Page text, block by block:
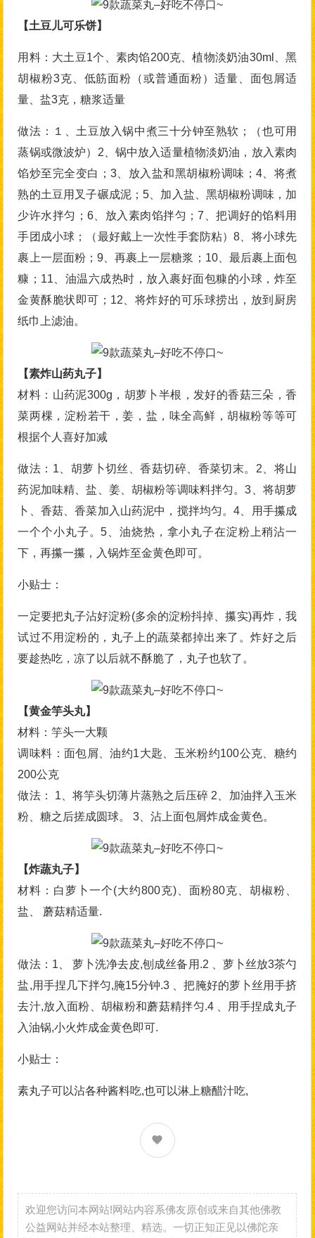
【土豆儿可乐饼】
用料：大土豆1个、素肉馅200克、植物淡奶油30ml、黑
胡椒粉3克、低筋面粉（或普通面粉）适量、面包屑适
量、盐3克，糖浆适量
做法：１、土豆放入锅中煮三十分钟至熟软；（也可用
蒸锅或微波炉）2、锅中放入适量植物淡奶油，放入素肉
馅炒至完全变白；3、放入盐和黑胡椒粉调味；4、将煮
熟的土豆用叉子碾成泥；5、加入盐、黑胡椒粉调味，加
少许水拌匀；6、放入素肉馅拌匀；7、把调好的馅料用
手团成小球；（最好戴上一次性手套防粘）8、将小球先
裹上一层面粉；9、再裹上一层糖浆；10、最后裹上面包
糠；11、油温六成热时，放入裹好面包糠的小球，炸至
金黄酥脆状即可；12、将炸好的可乐球捞出，放到厨房
纸巾上滤油。
【素炸山药丸子】
材料：山药泥300g，胡萝卜半根，发好的香菇三朵，香
菜两棵，淀粉若干，姜，盐，味全高鲜，胡椒粉等等可
根据个人喜好加减
做法：1、胡萝卜切丝、香菇切碎、香菜切末。2、将山
药泥加味精、盐、姜、胡椒粉等调味料拌匀。3、将胡萝
卜、香菇、香菜加入山药泥中，搅拌均匀。4、用手攥成
一个个小丸子。5、油烧热，拿小丸子在淀粉上稍沾一
下，再攥一攥，入锅炸至金黄色即可。
小贴士：
一定要把丸子沾好淀粉(多余的淀粉抖掉、攥实)再炸，我
试过不用淀粉的，丸子上的蔬菜都掉出来了。炸好之后
要趁热吃，凉了以后就不酥脆了，丸子也软了。
【黄金竽头丸】
材料：竽头一大颗
调味料：面包屑、油约1大匙、玉米粉约100公克、糖约
200公克
做法： 1、将竽头切薄片蒸熟之后压碎 2、加油拌入玉米
粉、糖之后搓成圆球。 3、沾上面包屑炸成金黄色。
【炸蔬丸子】
材料：白萝卜一个(大约800克)、面粉80克、胡椒粉、
盐、 蘑菇精适量.
做法：1、 萝卜洗净去皮,刨成丝备用.2 、萝卜丝放3茶勺
盐,用手捏几下拌匀,腌15分钟.3 、把腌好的萝卜丝用手挤
去汁,放入面粉、胡椒粉和蘑菇精拌匀.4 、用手捏成丸子
入油锅,小火炸成金黄色即可.
小贴士：
素丸子可以沾各种酱料吃,也可以淋上糖醋汁吃,
欢迎您访问本网站!网站内容系佛友原创或来自其他佛教
公益网站并经本站整理、精选。一切正知正见以佛陀亲